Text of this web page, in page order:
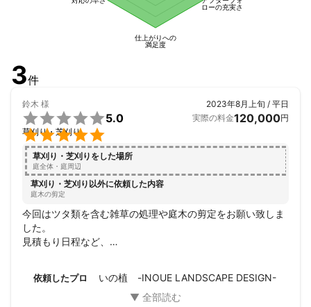
ローの充実さ
仕上がりへの
満足度
3件
鈴木 様


5.0
草刈り・芝刈り
2023年8月上旬 / 平日
実際の料金120,000円
草刈り・芝刈りをした場所
庭全体・庭周辺
草刈り・芝刈り以外に依頼した内容
庭木の剪定
今回はツタ類を含む雑草の処理や庭木の剪定をお願い致しま
した。
見積もり日程など、
草木に詳しくない私にもわかりやすかったです。
依頼したプロ いの植 -INOUE LANDSCAPE DESIGN-